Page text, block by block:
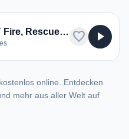
Trimble County, KY Fire, Rescue, EMS favorite play_arrow
online. Entdecken
mehr aus aller Welt auf